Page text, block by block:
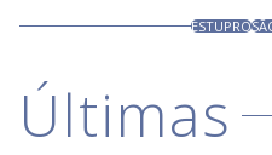
ESTUPRO
Últimas